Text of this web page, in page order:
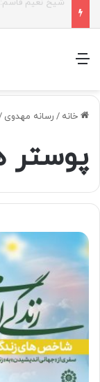
منو
خانه / رسانه مهدوی
پوستر